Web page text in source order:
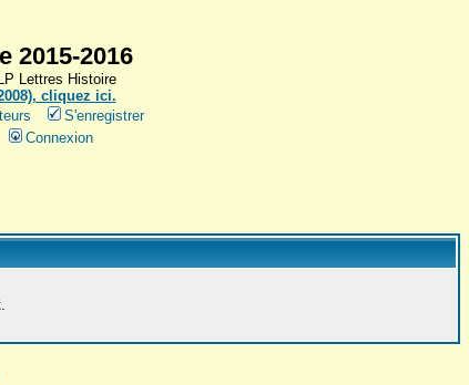
2015-2016
Lettres Histoire
cliquez ici.
S'enregistrer
Connexion